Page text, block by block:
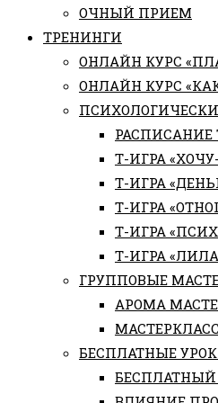
ОЧНЫЙ ПРИЕМ
ТРЕНИНГИ
ОНЛАЙН КУРС
ОНЛАЙН КУРС
РАСПИСАНИЕ
Т-ИГРА
Т-ИГРА
Т-ИГРА
Т-ИГРА
Т-ИГРА
ГРУППОВЫЕ
АРОМА
БЕСПЛАТНЫЕ
БЕСПЛАТНЫЙ